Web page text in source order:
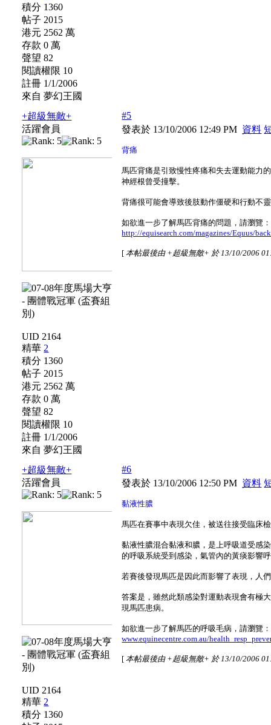
積分 1360
帖子 2015
港元 2562 萬
存款 0 萬
聲望 82
閱讀權限 10
註冊 1/1/2006
來自 夢幻王國
+超級無敵+
活躍會員
UID 2164
精華 2
積分 1360
帖子 2015
港元 2562 萬
存款 0 萬
聲望 82
閱讀權限 10
註冊 1/1/2006
來自 夢幻王國
#5
發表於 13/10/2006 12:49 PM 資料
背痛
馬匹背痛是引致慢性疼痛和失去運動能力
神經根曾受撞擊。
背痛很可能會導致後肢動作僵硬和行動不
如欲進一步了解馬匹背痛的問題，請瀏覽：
http://equisearch.com/magazines/Equus/
[ 本帖最後由 +超級無敵+ 於 13/10/2006
+超級無敵+
活躍會員
UID 2164
精華 2
積分 1360
#6
發表於 13/10/2006 12:50 PM 資料
黏液性膿
馬匹在賽事中表現欠佳，被送往接受臨床
黏液性膿混合黏液和膿，是上呼吸道受感
的呼吸系統受到感染，氣管內的黃痰影響
若賽後發現馬匹是因此而影響了表現，人
答案是，雖然此類感染對運動表現會有極
現馬匹患病。
如欲進一步了解馬匹的呼吸毛病，請瀏覽：
www.equinecentre.com.au/
[ 本帖最後由 +超級無敵+ 於 13/10/2006